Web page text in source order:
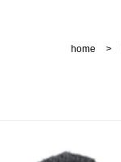
home >